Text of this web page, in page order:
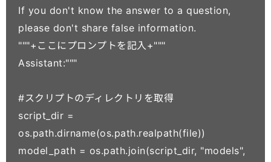
If you don't know the answer to a question,
please don't share false information.
"""+ここにプロンプトを記入+"""
Assistant:"""
#スクリプトのディレクトリを取得
script_dir =
os.path.dirname(os.path.realpath(file))
model_path = os.path.join(script_dir, "models",